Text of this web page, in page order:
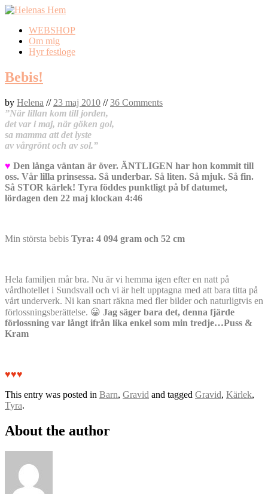
Skip
content
WEBSHOP
Om mig
Hyr festloge
Bebis!
by Helena // 23 maj 2010 //36 Comments
”När lillan kom till jorden,
det var i maj, när göken gol,
sa mamma att det lyste
av vårgrönt och av sol.”
♥ Den långa väntan är över. ÄNTLIGEN har hon kommit till
oss. Vår lilla prinsessa. Så underbar. Så liten. Så mjuk. Så fin.
Så STOR kärlek! Tyra föddes punktligt på bf datumet,
lördagen den 22 maj klockan 4:46
Min största bebis Tyra: 4 094 gram och 52 cm
Hela familjen mår bra. Nu är vi hemma igen efter en natt på
vårdhotellet i Sundsvall och vi är helt upptagna med att bara titta på
vårt underverk. Ni kan snart räkna med fler bilder och naturligtvis en
förlossningsberättelse. 😀 Jag säger bara det, denna fjärde
förlossning var långt ifrån lika enkel som min tredje…Puss &
Kram
♥♥♥
This entry was posted in Barn, Gravid and tagged Gravid, Kärlek,
Tyra.
About the author